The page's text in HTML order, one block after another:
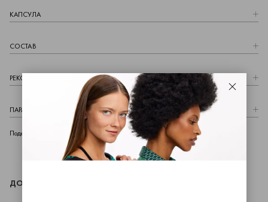
Закрыть
КАПCУЛА
СОСТАВ
РЕКОМЕНДАЦИИ ПО УХОДУ
ПАРАМЕТРЫ МОДЕЛИ
Поделиться telegramwhatsapp
vk
ДОПОЛНИТЬ ОБРАЗ